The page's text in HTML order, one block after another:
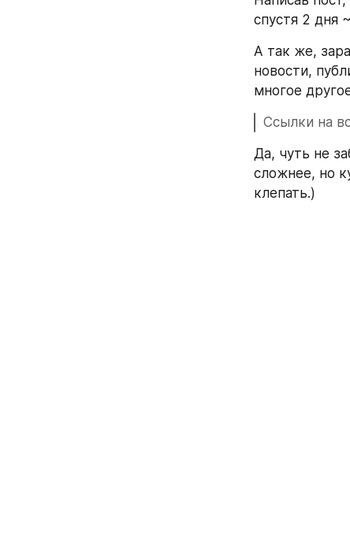
спустя 2 дня
А так же,
новости,
многое
Ссылки на
Да, чуть не
сложнее, но
клепать.)